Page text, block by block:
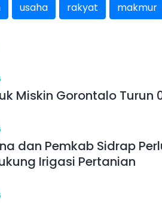
usaha rakyat makmur
Miskin Gorontalo Turun
dan Pemkab Sidrap
Irigasi Pertanian